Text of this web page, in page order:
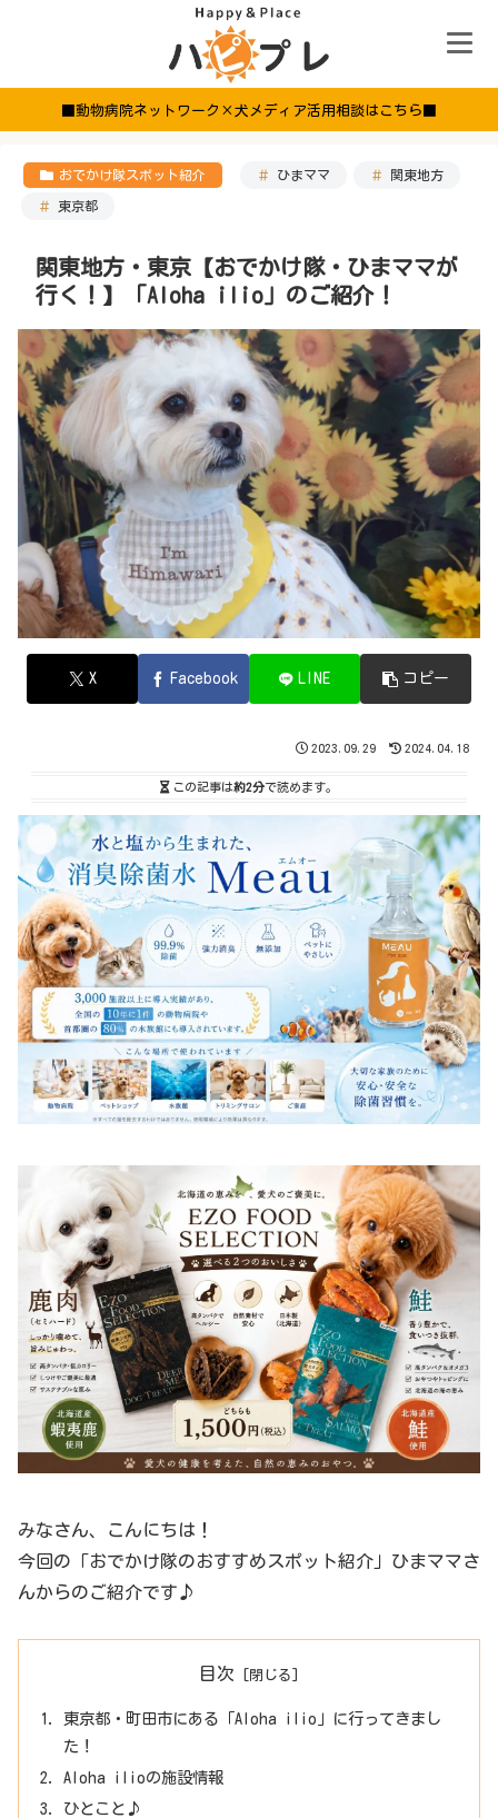
■動物病院ネットワーク×犬メディア活用相談はこちら■
おでかけ隊スポット紹介 ひまママ 関東地方
東京都
関東地方・東京【おでかけ隊・ひまママが
行く！】「Aloha ilio」のご紹介！
X Facebook LINE コピー
2023.09.29 2024.04.18
この記事は約2分で読めます。
みなさん、こんにちは！
今回の「おでかけ隊のおすすめスポット紹介」ひまママさ
んからのご紹介です♪
目次
東京都・町田市にある「Aloha ilio」に行ってきまし
た！
Aloha ilioの施設情報
ひとこと♪